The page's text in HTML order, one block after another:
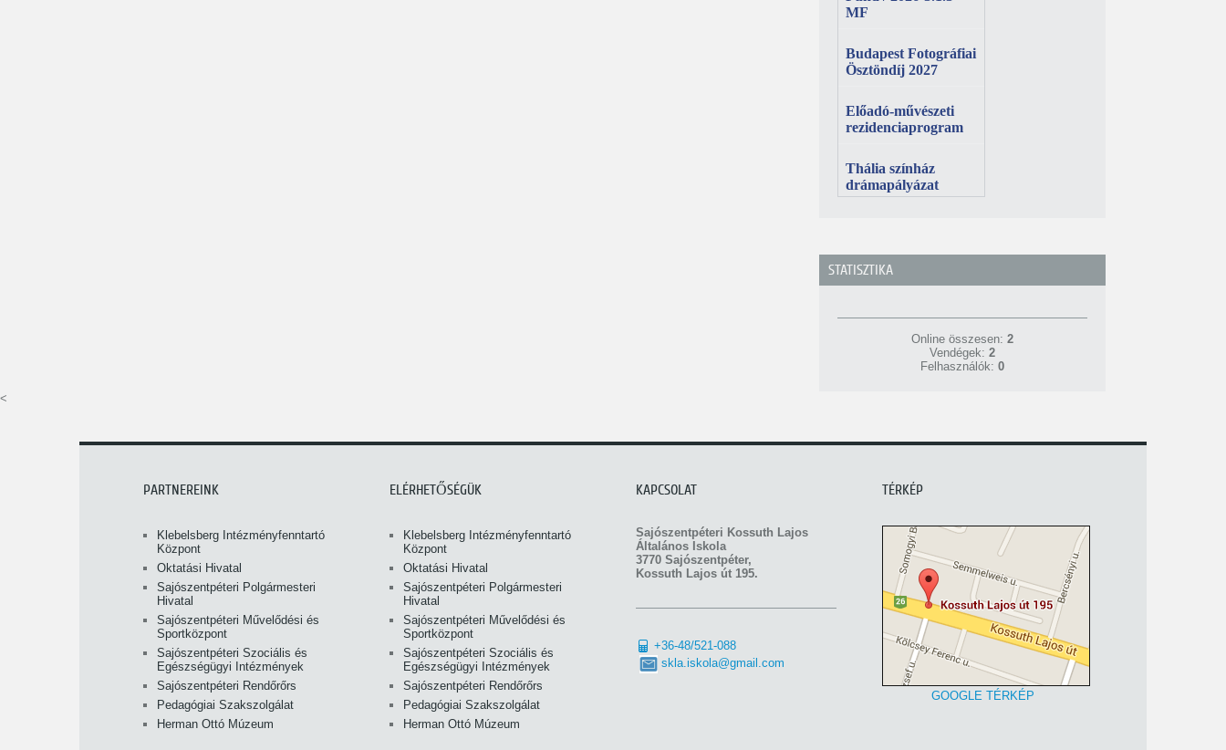
STATISZTIKA
Online összesen: 2
Vendégek: 2
Felhasználók: 0
<
PARTNEREINK
Klebelsberg Intézményfenntartó
Központ
Oktatási Hivatal
Sajószentpéteri Polgármesteri
Hivatal
Sajószentpéteri Művelődési és
Sportközpont
Sajószentpéteri Szociális és
Egészségügyi Intézmények
Sajószentpéteri Rendőrőrs
Pedagógiai Szakszolgálat
Herman Ottó Múzeum
ELÉRHETŐSÉGÜK
Klebelsberg Intézményfenntartó
Központ
Oktatási Hivatal
Sajószentpéteri Polgármesteri
Hivatal
Sajószentpéteri Művelődési és
Sportközpont
Sajószentpéteri Szociális és
Egészségügyi Intézmények
Sajószentpéteri Rendőrőrs
Pedagógiai Szakszolgálat
Herman Ottó Múzeum
KAPCSOLAT
Sajószentpéteri Kossuth Lajos
Általános Iskola
3770 Sajószentpéter,
Kossuth Lajos út 195.
+36-48/521-088
skla.iskola@gmail.com
TÉRKÉP
GOOGLE TÉRKÉP